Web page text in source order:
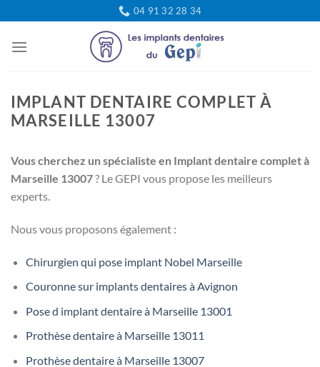
contenu
04 91 32 28 34
IMPLANT DENTAIRE COMPLET À
MARSEILLE 13007
Vous cherchez un spécialiste en Implant dentaire complet à
Marseille 13007? Le GEPI vous propose les meilleurs
experts.
Nous vous proposons également :
Chirurgien qui pose implant Nobel Marseille
Couronne sur implants dentaires à Avignon
Pose d implant dentaire à Marseille 13001
Prothèse dentaire à Marseille 13011
Prothèse dentaire à Marseille 13007